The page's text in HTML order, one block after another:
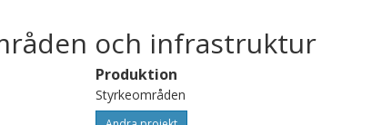
och infrastruktur
Produktion
Styrkeområden